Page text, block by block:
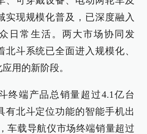
实现规模化普及，已深度融入
日常生活。两大市场协同发
北斗系统已全面进入规模化、
用的新阶段。
终端产品总销量超过4.1亿台
有北斗定位功能的智能手机出
车载导航仪市场终端销量超过